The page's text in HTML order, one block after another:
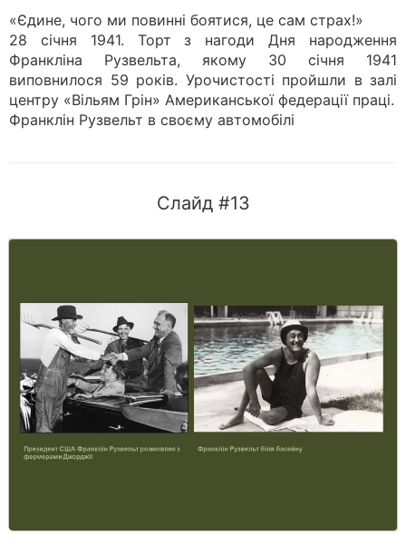
«Єдине, чого ми повинні боятися, це сам страх!»
28 січня 1941. Торт з нагоди Дня народження
Франкліна Рузвельта, якому 30 січня 1941
виповнилося 59 років. Урочистості пройшли в залі
центру «Вільям Грін» Американської федерації праці.
Франклін Рузвельт в своєму автомобілі
Слайд #13